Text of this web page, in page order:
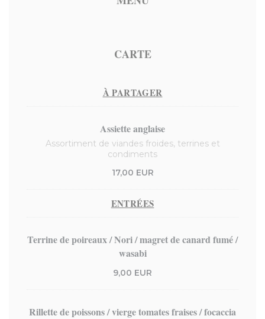
CARTE
À PARTAGER
Assiette anglaise
Assortiment de viandes froides, terrines et
condiments
17,00 EUR
ENTRÉES
Terrine de poireaux / Nori / magret de canard fumé /
wasabi
9,00 EUR
Rillette de poissons / vierge tomates fraises / focaccia